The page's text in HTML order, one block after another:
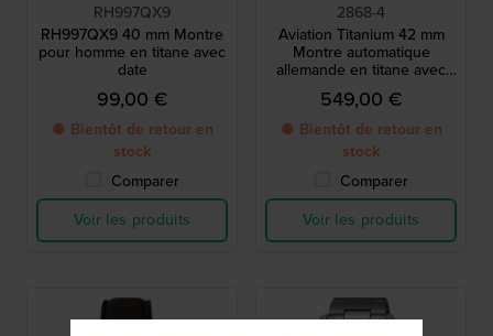
RH997QX9
RH997QX9 40 mm Montre
pour homme en titane avec
date
99,00 €
● Bientôt de retour en
stock
Comparer
Voir les produits
2868-4
Aviation Titanium 42 mm
Montre automatique
allemande en titane avec
GMT et date
549,00 €
● Bientôt de retour en
stock
Comparer
Voir les produits